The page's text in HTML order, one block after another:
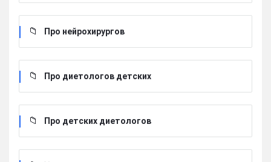
Про нейрохирургов
Про диетологов детских
Про детских диетологов